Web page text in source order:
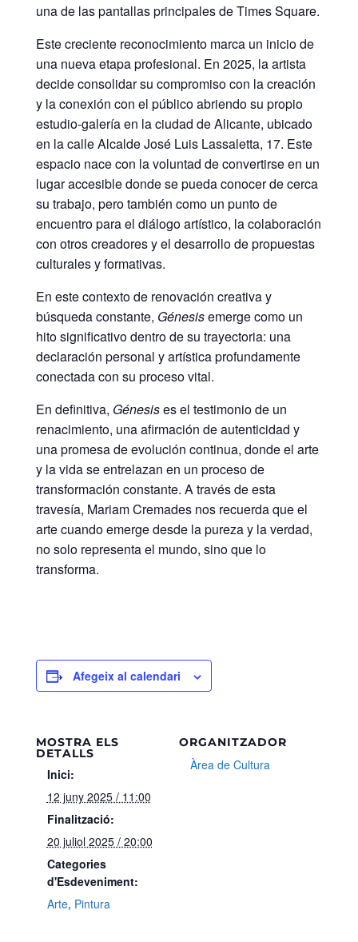
una de las pantallas principales de Times Square.
Este creciente reconocimiento marca un inicio de
una nueva etapa profesional. En 2025, la artista
decide consolidar su compromiso con la creación
y la conexión con el público abriendo su propio
estudio-galería en la ciudad de Alicante, ubicado
en la calle Alcalde José Luis Lassaletta, 17. Este
espacio nace con la voluntad de convertirse en un
lugar accesible donde se pueda conocer de cerca
su trabajo, pero también como un punto de
encuentro para el diálogo artístico, la colaboración
con otros creadores y el desarrollo de propuestas
culturales y formativas.
En este contexto de renovación creativa y
búsqueda constante, Génesisemerge como un
hito significativo dentro de su trayectoria: una
declaración personal y artística profundamente
conectada con su proceso vital.
En definitiva, Génesises el testimonio de un
renacimiento, una afirmación de autenticidad y
una promesa de evolución continua, donde el arte
y la vida se entrelazan en un proceso de
transformación constante. A través de esta
travesía, Mariam Cremades nos recuerda que el
arte cuando emerge desde la pureza y la verdad,
no solo representa el mundo, sino que lo
transforma.
Afegeix al calendari
MOSTRA ELS
DETALLS
Inici:
12 juny 2025 / 11:00
Finalització:
20 juliol 2025 / 20:00
Categories
d'Esdeveniment:
Arte, Pintura
ORGANITZADOR
Àrea de Cultura